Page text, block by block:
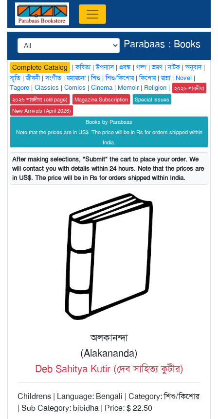
Parabaas : Books
Complete Catalog |কবিতা|উপন্যাস| প্রবন্ধ | গল্প |ভ্রমণ|নাটক |অনুবাদ|
স্মৃতি |জীবনী|সংগীত |রম্যরচনা|শিশু |শিশু/কিশোর|কিশোর|রান্না| Novel |
Tagore | Classics | Comics | Cinema | Memoir| Religion |
২০২৬ শারদীয়া
২০২৬ শারদীয়া (old page)
Magazine Subscription
Special Issues
New Arrivals (April 2026)
Books by Parabaas
Note that the prices are in US$. The price will be in Rs for orders shipped within
India.
After making selections, "Submit" the cart to place your order. We
will contact you with details within 24 hours. Note that the prices are
in US$. The price will be in Rs for orders shipped within India.
অলকানন্দা
(Alakananda)
Deb Sahitya Kutir (দেব সাহিত্য কুটীর)
Childrens | Language: Bengali | Category: শিশু/কিশোর
| Sub Category: bibidha | Price: $ 22.50